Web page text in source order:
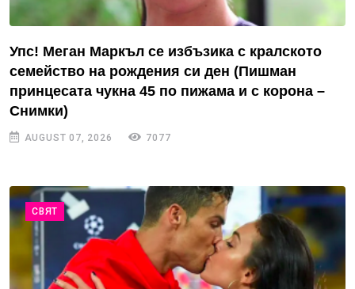
Упс! Меган Маркъл се избъзика с кралското
семейство на рождения си ден (Пишман
принцесата чукна 45 по пижама и с корона –
Снимки)
AUGUST 07, 2026 7077
СВЯТ